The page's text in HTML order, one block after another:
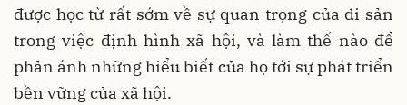
được học từ rất sớm về sự quan trọng của di sản
trong việc định hình xã hội, và làm thế nào để
phản ánh những hiểu biết của họ tới sự phát triển
bền vững của xã hội.